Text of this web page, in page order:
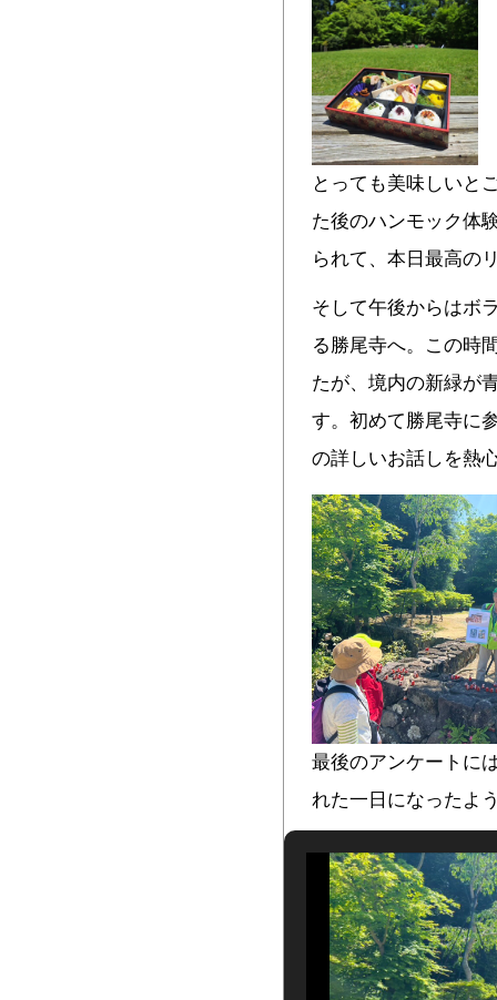
とっても美味しいと
た後のハンモック体
られて、本日最高の
そして午後からはボ
る勝尾寺へ。この時
たが、境内の新緑が
す。初めて勝尾寺に
の詳しいお話しを熱
最後のアンケートに
れた一日になったよ